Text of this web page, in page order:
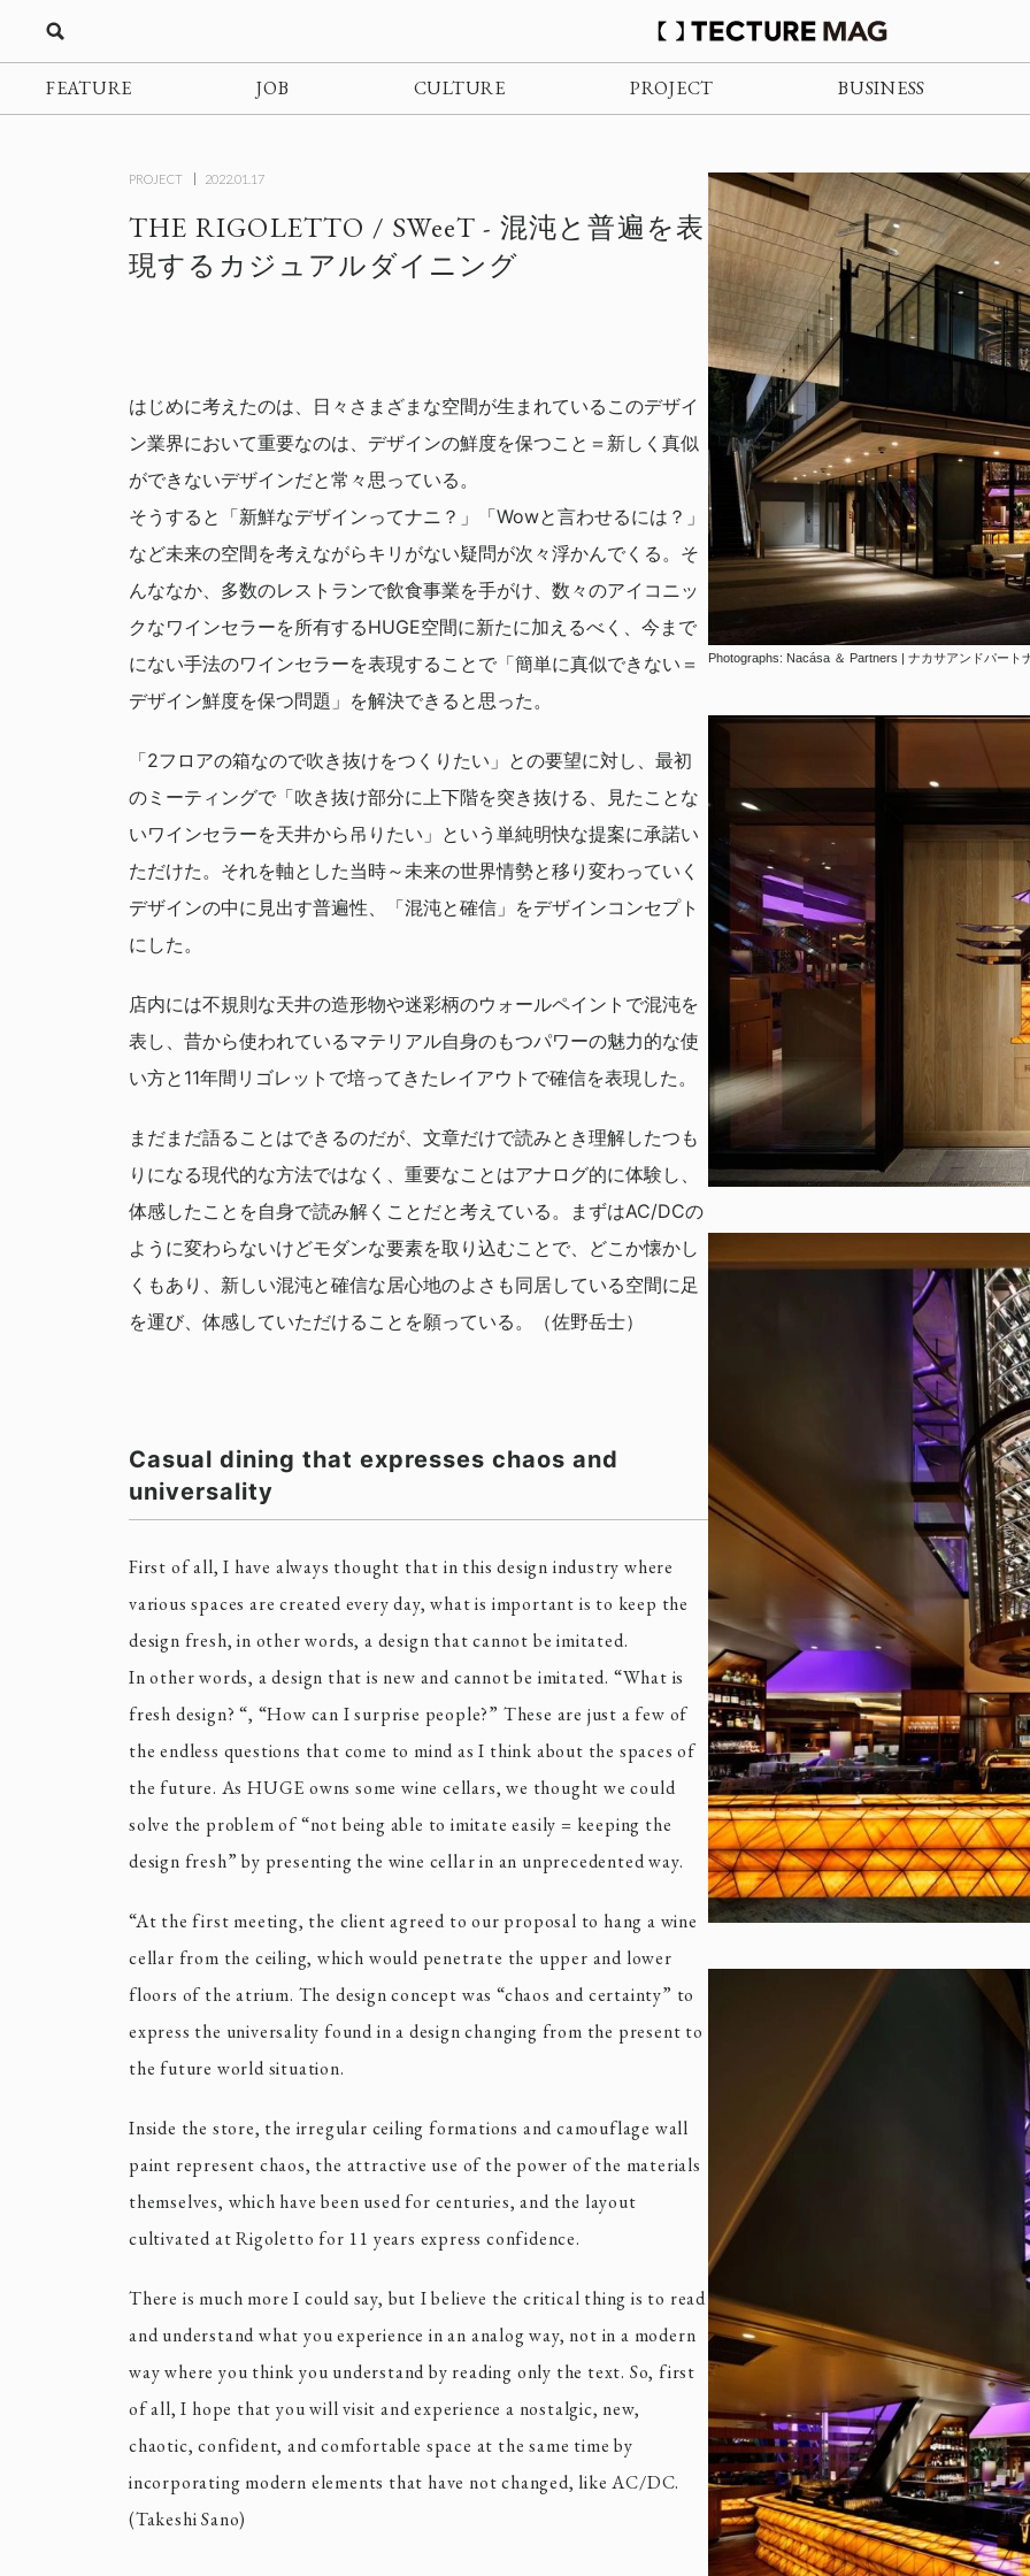
FEATURE JOB CULTURE PROJECT BUSINESS
PROJECT 2022.01.17
THE RIGOLETTO / SWeeT - 混沌と普遍を表
現するカジュアルダイニング
はじめに考えたのは、日々さまざまな空間が生まれているこのデザイ
ン業界において重要なのは、デザインの鮮度を保つこと＝新しく真似
ができないデザインだと常々思っている。
そうすると「新鮮なデザインってナニ？」「Wowと言わせるには？」
など未来の空間を考えながらキリがない疑問が次々浮かんでくる。そ
んななか、多数のレストランで飲食事業を手がけ、数々のアイコニッ
クなワインセラーを所有するHUGE空間に新たに加えるべく、今まで
にない手法のワインセラーを表現することで「簡単に真似できない＝
デザイン鮮度を保つ問題」を解決できると思った。
「2フロアの箱なので吹き抜けをつくりたい」との要望に対し、最初
のミーティングで「吹き抜け部分に上下階を突き抜ける、見たことな
いワインセラーを天井から吊りたい」という単純明快な提案に承諾い
ただけた。それを軸とした当時～未来の世界情勢と移り変わっていく
デザインの中に見出す普遍性、「混沌と確信」をデザインコンセプト
にした。
店内には不規則な天井の造形物や迷彩柄のウォールペイントで混沌を
表し、昔から使われているマテリアル自身のもつパワーの魅力的な使
い方と11年間リゴレットで培ってきたレイアウトで確信を表現した。
まだまだ語ることはできるのだが、文章だけで読みとき理解したつも
りになる現代的な方法ではなく、重要なことはアナログ的に体験し、
体感したことを自身で読み解くことだと考えている。まずはAC/DCの
ように変わらないけどモダンな要素を取り込むことで、どこか懐かし
くもあり、新しい混沌と確信な居心地のよさも同居している空間に足
を運び、体感していただけることを願っている。（佐野岳士）
Casual dining that expresses chaos and
universality
First of all, I have always thought that in this design industry where
various spaces are created every day, what is important is to keep the
design fresh, in other words, a design that cannot be imitated.
In other words, a design that is new and cannot be imitated. “What is
fresh design? “, “How can I surprise people?” These are just a few of
the endless questions that come to mind as I think about the spaces of
the future. As HUGE owns some wine cellars, we thought we could
solve the problem of “not being able to imitate easily = keeping the
design fresh” by presenting the wine cellar in an unprecedented way.
“At the first meeting, the client agreed to our proposal to hang a wine
cellar from the ceiling, which would penetrate the upper and lower
floors of the atrium. The design concept was “chaos and certainty” to
express the universality found in a design changing from the present to
the future world situation.
Inside the store, the irregular ceiling formations and camouflage wall
paint represent chaos, the attractive use of the power of the materials
themselves, which have been used for centuries, and the layout
cultivated at Rigoletto for 11 years express confidence.
There is much more I could say, but I believe the critical thing is to read
and understand what you experience in an analog way, not in a modern
way where you think you understand by reading only the text. So, first
of all, I hope that you will visit and experience a nostalgic, new,
chaotic, confident, and comfortable space at the same time by
incorporating modern elements that have not changed, like AC/DC.
(Takeshi Sano)
Photographs: Nacása ＆ Partners | ナカサアンドパート